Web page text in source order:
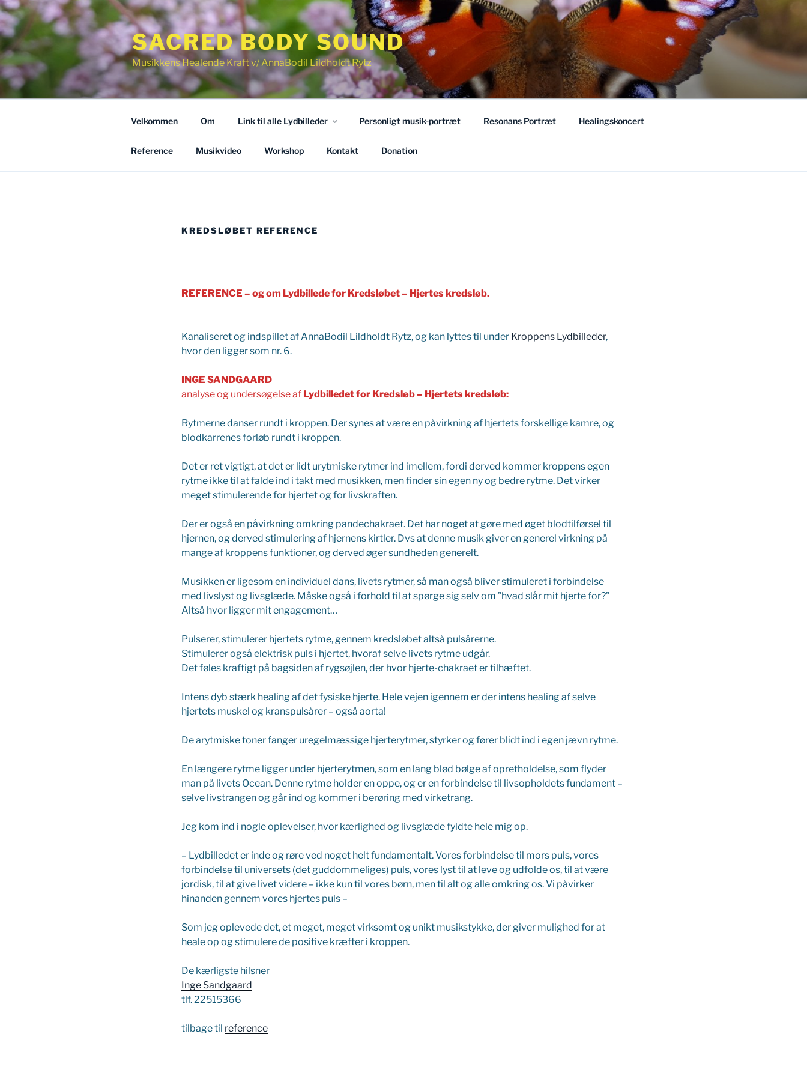
Videre
til
indhold
SACRED BODY SOUND
Musikkens Healende Kraft v/ AnnaBodil Lildholdt Rytz
Velkommen Om Link til alle Lydbilleder Personligt musik-portræt Resonans Portræt Healingskoncert
Reference Musikvideo Workshop Kontakt Donation
KREDSLØBET REFERENCE
REFERENCE – og om Lydbillede for Kredsløbet – Hjertes kredsløb.
Kanaliseret og indspillet af AnnaBodil Lildholdt Rytz, og kan lyttes til under Kroppens Lydbilleder,
hvor den ligger som nr. 6.
INGE SANDGAARD
analyse og undersøgelse af Lydbilledet for Kredsløb – Hjertets kredsløb:
Rytmerne danser rundt i kroppen. Der synes at være en påvirkning af hjertets forskellige kamre, og
blodkarrenes forløb rundt i kroppen.
Det er ret vigtigt, at det er lidt urytmiske rytmer ind imellem, fordi derved kommer kroppens egen
rytme ikke til at falde ind i takt med musikken, men finder sin egen ny og bedre rytme. Det virker
meget stimulerende for hjertet og for livskraften.
Der er også en påvirkning omkring pandechakraet. Det har noget at gøre med øget blodtilførsel til
hjernen, og derved stimulering af hjernens kirtler. Dvs at denne musik giver en generel virkning på
mange af kroppens funktioner, og derved øger sundheden generelt.
Musikken er ligesom en individuel dans, livets rytmer, så man også bliver stimuleret i forbindelse
med livslyst og livsglæde. Måske også i forhold til at spørge sig selv om ”hvad slår mit hjerte for?”
Altså hvor ligger mit engagement…
Pulserer, stimulerer hjertets rytme, gennem kredsløbet altså pulsårerne.
Stimulerer også elektrisk puls i hjertet, hvoraf selve livets rytme udgår.
Det føles kraftigt på bagsiden af rygsøjlen, der hvor hjerte-chakraet er tilhæftet.
Intens dyb stærk healing af det fysiske hjerte. Hele vejen igennem er der intens healing af selve
hjertets muskel og kranspulsårer – også aorta!
De arytmiske toner fanger uregelmæssige hjerterytmer, styrker og fører blidt ind i egen jævn rytme.
En længere rytme ligger under hjerterytmen, som en lang blød bølge af opretholdelse, som flyder
man på livets Ocean. Denne rytme holder en oppe, og er en forbindelse til livsopholdets fundament –
selve livstrangen og går ind og kommer i berøring med virketrang.
Jeg kom ind i nogle oplevelser, hvor kærlighed og livsglæde fyldte hele mig op.
– Lydbilledet er inde og røre ved noget helt fundamentalt. Vores forbindelse til mors puls, vores
forbindelse til universets (det guddommeliges) puls, vores lyst til at leve og udfolde os, til at være
jordisk, til at give livet videre – ikke kun til vores børn, men til alt og alle omkring os. Vi påvirker
hinanden gennem vores hjertes puls –
Som jeg oplevede det, et meget, meget virksomt og unikt musikstykke, der giver mulighed for at
heale op og stimulere de positive kræfter i kroppen.
De kærligste hilsner
Inge Sandgaard
tlf. 22515366
tilbage til reference